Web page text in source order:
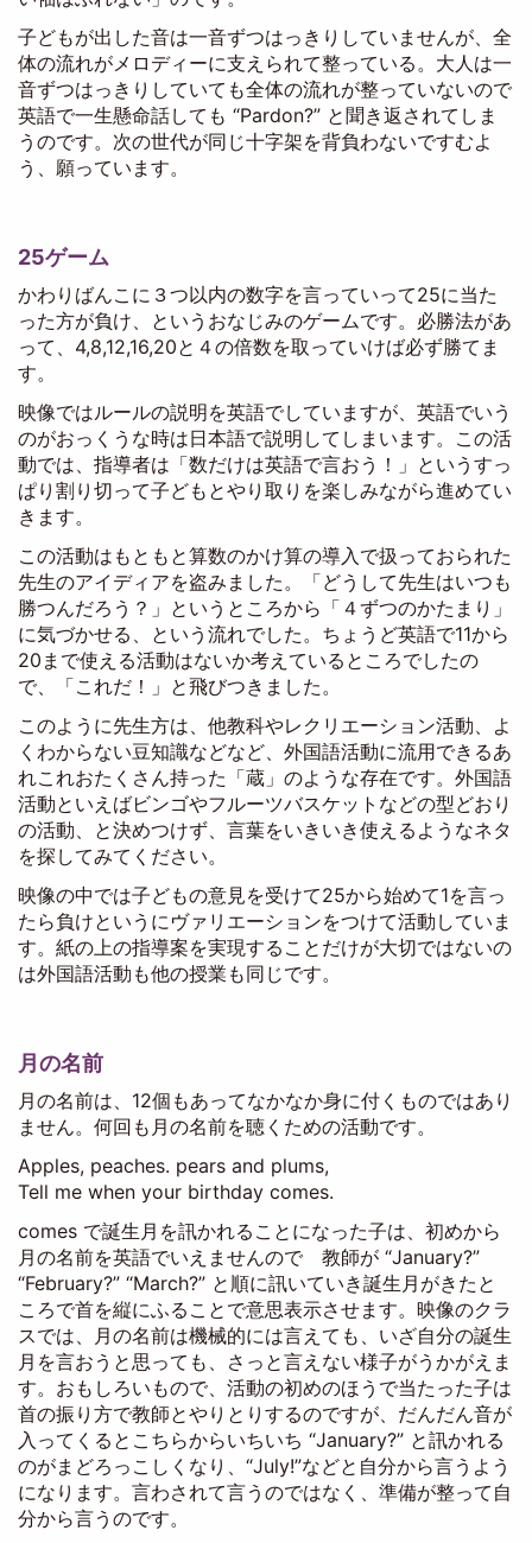
子どもが出した音は一音ずつはっきりしていませんが、全
体の流れがメロディーに支えられて整っている。大人は一
音ずつはっきりしていても全体の流れが整っていないので
英語で一生懸命話しても “Pardon?” と聞き返されてしま
うのです。次の世代が同じ十字架を背負わないですむよ
う、願っています。
25ゲーム
かわりばんこに３つ以内の数字を言っていって25に当た
った方が負け、というおなじみのゲームです。必勝法があ
って、4,8,12,16,20と４の倍数を取っていけば必ず勝てま
す。
映像ではルールの説明を英語でしていますが、英語でいう
のがおっくうな時は日本語で説明してしまいます。この活
動では、指導者は「数だけは英語で言おう！」というすっ
ぱり割り切って子どもとやり取りを楽しみながら進めてい
きます。
この活動はもともと算数のかけ算の導入で扱っておられた
先生のアイディアを盗みました。「どうして先生はいつも
勝つんだろう？」というところから「４ずつのかたまり」
に気づかせる、という流れでした。ちょうど英語で11から
20まで使える活動はないか考えているところでしたの
で、「これだ！」と飛びつきました。
このように先生方は、他教科やレクリエーション活動、よ
くわからない豆知識などなど、外国語活動に流用できるあ
れこれおたくさん持った「蔵」のような存在です。外国語
活動といえばビンゴやフルーツバスケットなどの型どおり
の活動、と決めつけず、言葉をいきいき使えるようなネタ
を探してみてください。
映像の中では子どもの意見を受けて25から始めて1を言っ
たら負けというにヴァリエーションをつけて活動していま
す。紙の上の指導案を実現することだけが大切ではないの
は外国語活動も他の授業も同じです。
月の名前
月の名前は、12個もあってなかなか身に付くものではあり
ません。何回も月の名前を聴くための活動です。
Apples, peaches. pears and plums,
Tell me when your birthday comes.
comes で誕生月を訊かれることになった子は、初めから
月の名前を英語でいえませんので 教師が “January?”
“February?” “March?” と順に訊いていき誕生月がきたと
ころで首を縦にふることで意思表示させます。映像のクラ
スでは、月の名前は機械的には言えても、いざ自分の誕生
月を言おうと思っても、さっと言えない様子がうかがえま
す。おもしろいもので、活動の初めのほうで当たった子は
首の振り方で教師とやりとりするのですが、だんだん音が
入ってくるとこちらからいちいち “January?” と訊かれる
のがまどろっこしくなり、“July!”などと自分から言うよう
になります。言わされて言うのではなく、準備が整って自
分から言うのです。